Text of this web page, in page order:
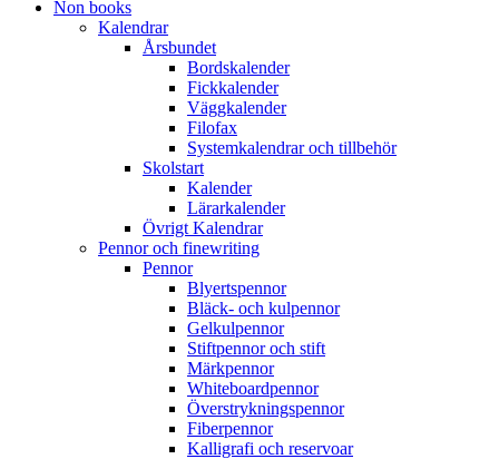
Non books
Kalendrar
Årsbundet
Bordskalender
Fickkalender
Väggkalender
Filofax
Systemkalendrar och tillbehör
Skolstart
Kalender
Lärarkalender
Övrigt Kalendrar
Pennor och finewriting
Pennor
Blyertspennor
Bläck- och kulpennor
Gelkulpennor
Stiftpennor och stift
Märkpennor
Whiteboardpennor
Överstrykningspennor
Fiberpennor
Kalligrafi och reservoar